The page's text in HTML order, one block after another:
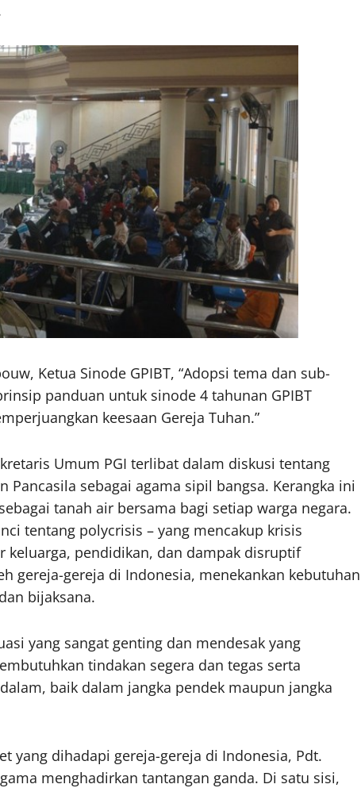
Ketua Sinode GPIBT, “Adopsi tema dan sub-
panduan untuk sinode 4 tahunan GPIBT
keesaan Gereja Tuhan.”
Umum PGI terlibat dalam diskusi tentang
Pancasila sebagai agama sipil bangsa. Kerangka ini
tanah air bersama bagi setiap warga negara.
tentang polycrisis – yang mencakup krisis
keluarga, pendidikan, dan dampak disruptif
gereja-gereja di Indonesia, menekankan kebutuhan
bijaksana.
yang sangat genting dan mendesak yang
tindakan segera dan tegas serta
baik dalam jangka pendek maupun jangka
yang dihadapi gereja-gereja di Indonesia, Pdt.
menghadirkan tantangan ganda. Di satu sisi,